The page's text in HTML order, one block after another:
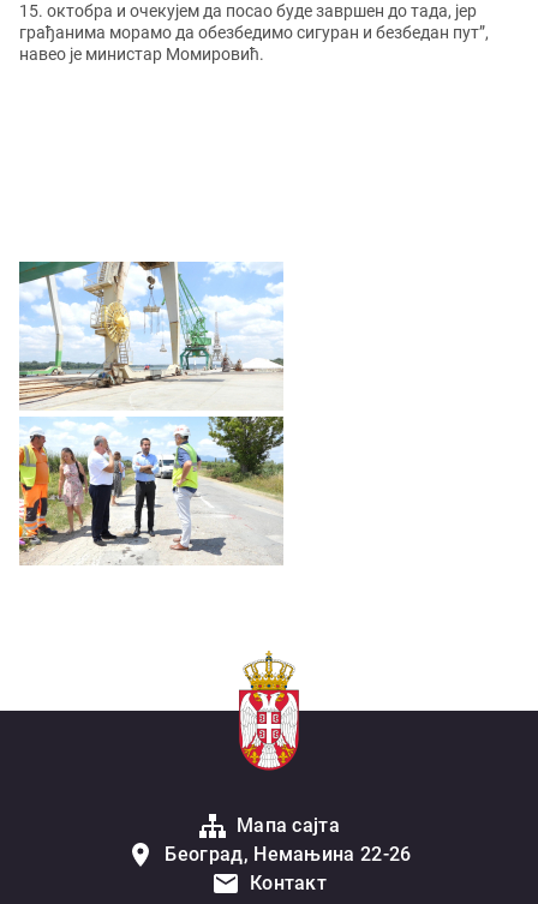
15. октобра и очекујем да посао буде завршен до тада, јер
грађанима морамо да обезбедимо сигуран и безбедан пут”,
навео је министар Момировић.
Мапа сајта
Београд, Немањина 22-26
Контакт